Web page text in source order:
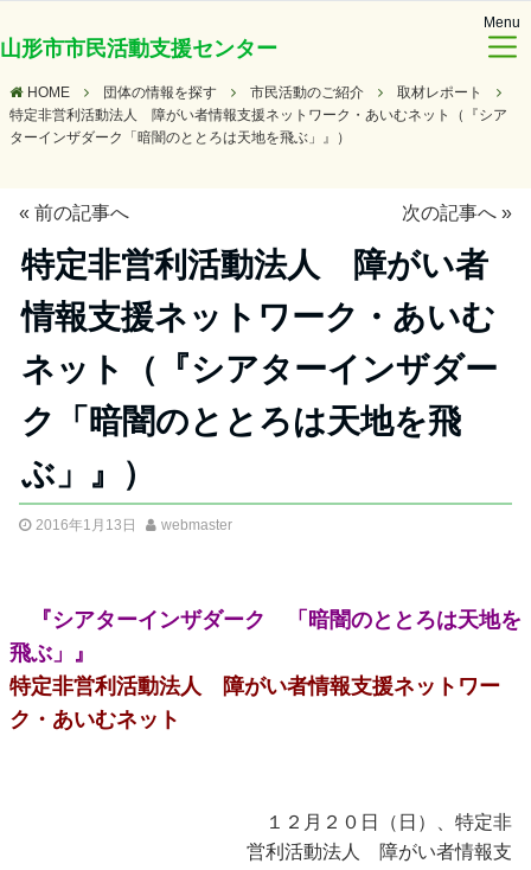
山形市市民活動支援センター
Menu
HOME 団体の情報を探す 市民活動のご紹介
取材レポート
特定非営利活動法人 障がい者情報支援ネットワーク・あいむネット（『シア
ターインザダーク「暗闇のととろは天地を飛ぶ」』）
« 前の記事へ 次の記事へ »
特定非営利活動法人 障がい者
情報支援ネットワーク・あいむ
ネット（『シアターインザダー
ク「暗闇のととろは天地を飛
ぶ」』）
2016年1月13日 webmaster
『シアターインザダーク 「暗闇のととろは天地を
飛ぶ」』
特定非営利活動法人 障がい者情報支援ネットワー
ク・あいむネット
１２月２０日（日）、特定非
営利活動法人 障がい者情報支